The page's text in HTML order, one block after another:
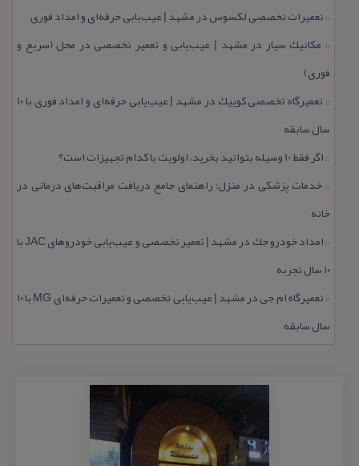
:: تعمیرات تخصصی لكسوس در مشهد | عیب‌یابی حرفه‌ای و امداد فوری
:: مكانیك سیار در مشهد | عیب‌یابی و تعمیر تخصصی در محل (سریع و
فوری)
::
تعمیرگاه تخصصی كوییك در مشهد | عیب‌یابی حرفه‌ای و امداد فوری با ۱۰
سال سابقه
:: اگر فقط 10 وسیله بتوانید بخرید، اولویت با كدام تجهیزات است؟
:: خدمات پزشكی در منزل؛ راهنمای جامع دریافت مراقبت‌های درمانی در
خانه
::
امداد خودرو جك در مشهد | تعمیر تخصصی و عیب‌یابی خودروهای JAC با
۱۰ سال تجربه
::
تعمیرگاه ام جی در مشهد | عیب‌یابی تخصصی و تعمیرات حرفه‌ای MG با ۱۰
سال سابقه